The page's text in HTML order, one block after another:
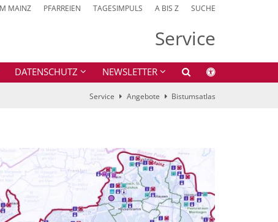
MAINZ PFARREIEN TAGESIMPULS A BIS Z SUCHE
Service
DATENSCHUTZ NEWSLETTER
Service Angebote Bistumsatlas